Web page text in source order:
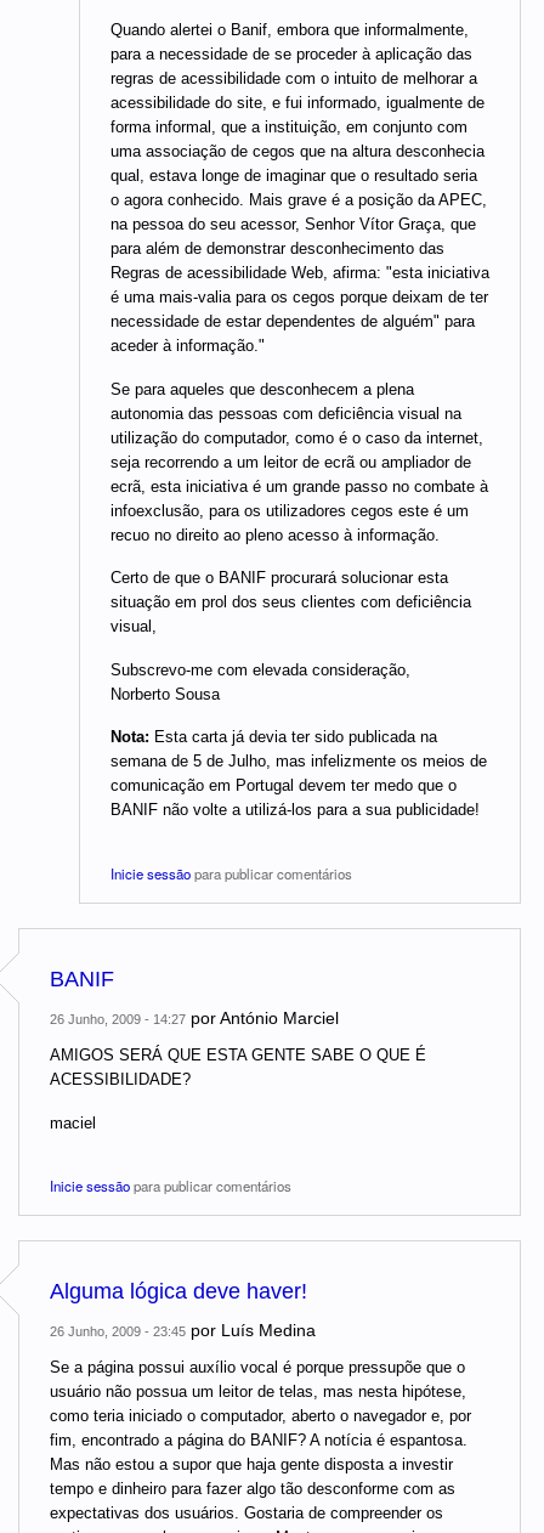
Quando alertei o Banif, embora que informalmente,
para a necessidade de se proceder à aplicação das
regras de acessibilidade com o intuito de melhorar a
acessibilidade do site, e fui informado, igualmente de
forma informal, que a instituição, em conjunto com
uma associação de cegos que na altura desconhecia
qual, estava longe de imaginar que o resultado seria
o agora conhecido. Mais grave é a posição da APEC,
na pessoa do seu acessor, Senhor Vítor Graça, que
para além de demonstrar desconhecimento das
Regras de acessibilidade Web, afirma: "esta iniciativa
é uma mais-valia para os cegos porque deixam de ter
necessidade de estar dependentes de alguém" para
aceder à informação."
Se para aqueles que desconhecem a plena
autonomia das pessoas com deficiência visual na
utilização do computador, como é o caso da internet,
seja recorrendo a um leitor de ecrã ou ampliador de
ecrã, esta iniciativa é um grande passo no combate à
infoexclusão, para os utilizadores cegos este é um
recuo no direito ao pleno acesso à informação.
Certo de que o BANIF procurará solucionar esta
situação em prol dos seus clientes com deficiência
visual,
Subscrevo-me com elevada consideração,
Norberto Sousa
Nota: Esta carta já devia ter sido publicada na
semana de 5 de Julho, mas infelizmente os meios de
comunicação em Portugal devem ter medo que o
BANIF não volte a utilizá-los para a sua publicidade!
Inicie sessãopara publicar comentários
BANIF
26 Junho, 2009 - 14:27 porAntónio Marciel
AMIGOS SERÁ QUE ESTA GENTE SABE O QUE É
ACESSIBILIDADE?
maciel
Inicie sessãopara publicar comentários
Alguma lógica deve haver!
26 Junho, 2009 - 23:45 por Luís Medina
Se a página possui auxílio vocal é porque pressupõe que o
usuário não possua um leitor de telas, mas nesta hipótese,
como teria iniciado o computador, aberto o navegador e, por
fim, encontrado a página do BANIF? A notícia é espantosa.
Mas não estou a supor que haja gente disposta a investir
tempo e dinheiro para fazer algo tão desconforme com as
expectativas dos usuários. Gostaria de compreender os